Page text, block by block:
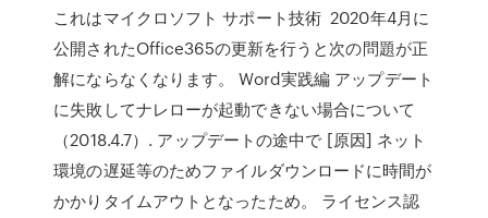
これはマイクロソフト サポート技術 2020年4月に
公開されたOffice365の更新を行うと次の問題が正
解にならなくなります。 Word実践編 アップデート
に失敗してナレローが起動できない場合について
（2018.4.7）. アップデートの途中で [原因] ネット
環境の遅延等のためファイルダウンロードに時間が
かかりタイムアウトとなったため。 ライセンス認